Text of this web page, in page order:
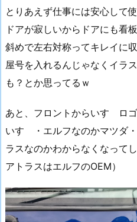
とりあえず仕事には安心して使
ドアが寂しいからドアにも看
斜めで左右対称ってキレイに
屋号を入れるんじゃなくイラ
も？とか思ってるｗ
あと、フロントからいすゞロ
いすゞ・エルフなのかマツダ
ラスなのかわからなくなって
アトラスはエルフのOEM）